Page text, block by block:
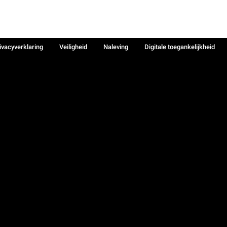
Veiligheid Naleving
Digitale toegankelijkheid